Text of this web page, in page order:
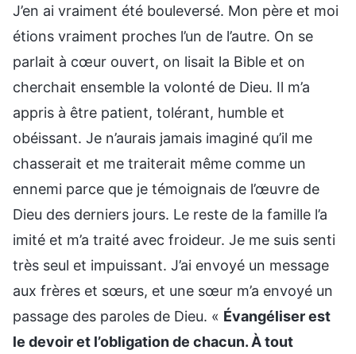
J’en ai vraiment été bouleversé. Mon père et moi
étions vraiment proches l’un de l’autre. On se
parlait à cœur ouvert, on lisait la Bible et on
cherchait ensemble la volonté de Dieu. Il m’a
appris à être patient, tolérant, humble et
obéissant. Je n’aurais jamais imaginé qu’il me
chasserait et me traiterait même comme un
ennemi parce que je témoignais de l’œuvre de
Dieu des derniers jours. Le reste de la famille l’a
imité et m’a traité avec froideur. Je me suis senti
très seul et impuissant. J’ai envoyé un message
aux frères et sœurs, et une sœur m’a envoyé un
passage des paroles de Dieu. « Évangéliser est
le devoir et l’obligation de chacun. À tout